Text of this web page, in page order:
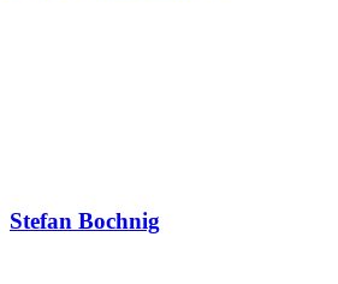
Stefan Bochnig